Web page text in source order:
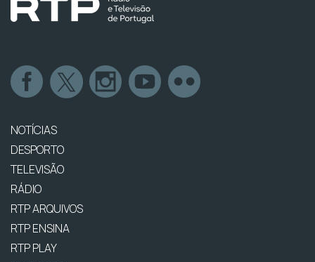
NOTÍCIAS
DESPORTO
TELEVISÃO
RÁDIO
RTP ARQUIVOS
RTP ENSINA
RTP PLAY